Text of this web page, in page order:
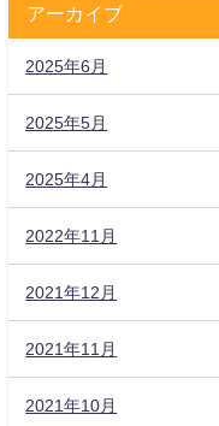
アーカイブ
2025年6月
2025年5月
2025年4月
2022年11月
2021年12月
2021年11月
2021年10月